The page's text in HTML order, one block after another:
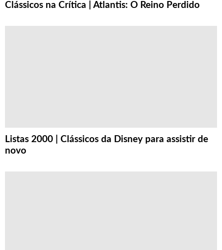
Clássicos na Crítica | Atlantis: O Reino Perdido
Listas 2000 | Clássicos da Disney para assistir de
novo